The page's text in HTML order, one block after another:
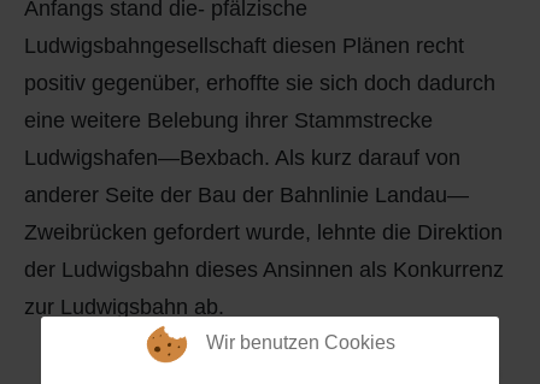
Anfangs stand die- pfälzische
Ludwigsbahngesellschaft diesen Plänen recht
positiv gegenüber, erhoffte sie sich doch dadurch
eine weitere Belebung ihrer Stammstrecke
Ludwigshafen—Bexbach. Als kurz darauf von
anderer Seite der Bau der Bahnlinie Landau—
Zweibrücken gefordert wurde, lehnte die Direktion
der Ludwigsbahn dieses Ansinnen als Konkurrenz
zur Ludwigsbahn ab.
Wir benutzen Cookies